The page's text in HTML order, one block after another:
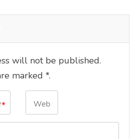
will not be published.
marked *.
*